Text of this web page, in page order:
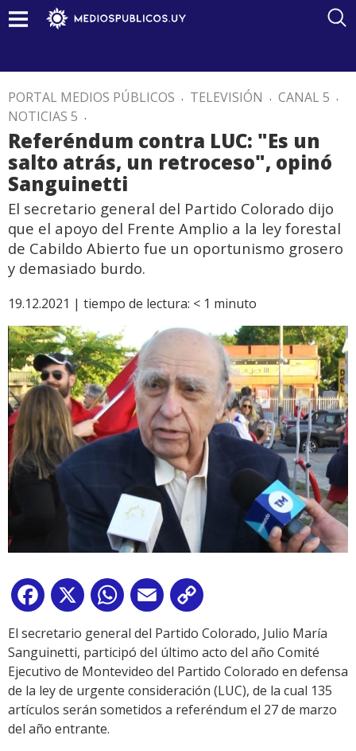
PORTAL MEDIOS PÚBLICOS . TELEVISIÓN . CANAL 5 .
NOTICIAS 5 .
Referéndum contra LUC: "Es un
salto atrás, un retroceso", opinó
Sanguinetti
El secretario general del Partido Colorado dijo
que el apoyo del Frente Amplio a la ley forestal
de Cabildo Abierto fue un oportunismo grosero
y demasiado burdo.
19.12.2021 | tiempo de lectura: < 1 minuto
Facebook
X WhatsApp
Email
Link
El secretario general del Partido Colorado, Julio María
Sanguinetti, participó del último acto del año Comité
Ejecutivo de Montevideo del Partido Colorado en defensa
de la ley de urgente consideración (LUC), de la cual 135
artículos serán sometidos a referéndum el 27 de marzo
del año entrante.